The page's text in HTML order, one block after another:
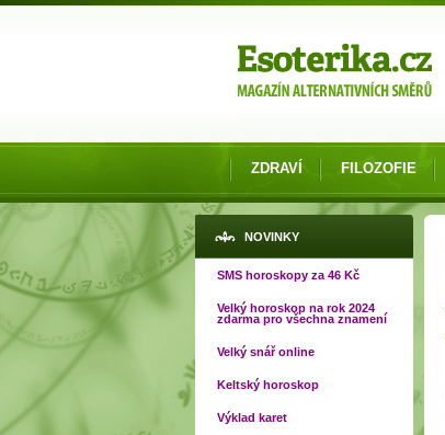
ZDRAVÍ FILOZOFIE
NOVINKY
SMS horoskopy za 46 Kč
Velký horoskop na rok 2024
zdarma pro všechna znamení
Velký snář online
Keltský horoskop
Výklad karet